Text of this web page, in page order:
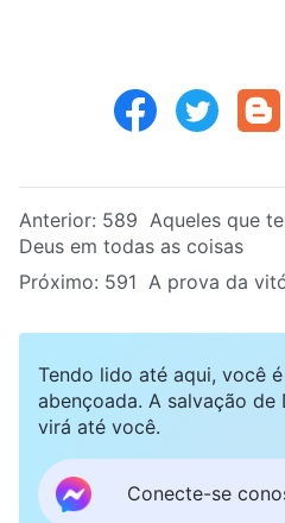
Anterior: 589 Aqueles que
Deus em todas as coisas
Próximo: 591 A prova da
Tendo lido até aqui, você
abençoada. A salvação de
virá até você.
Conecte-se